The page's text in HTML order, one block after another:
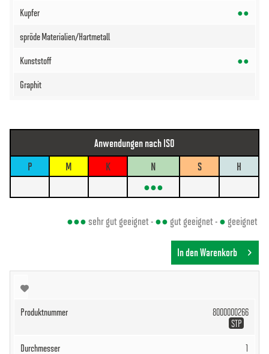
●●
●●
Anwendungen nach ISO
P
M K N S
H
●●●
●●●sehr gut geeignet -●● gut geeignet -● geeignet
In den Warenkorb
8000000266
STP
1